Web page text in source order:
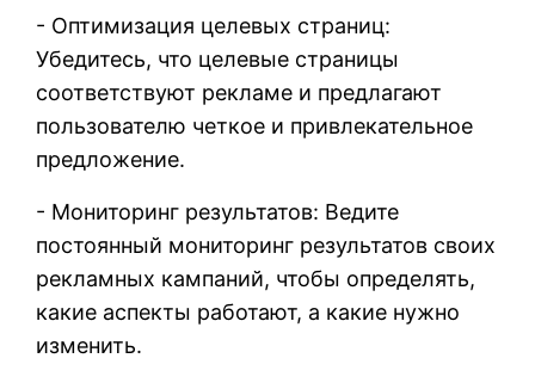
- Оптимизация целевых страниц:
Убедитесь, что целевые страницы
соответствуют рекламе и предлагают
пользователю четкое и привлекательное
предложение.
- Мониторинг результатов: Ведите
постоянный мониторинг результатов своих
рекламных кампаний, чтобы определять,
какие аспекты работают, а какие нужно
изменить.